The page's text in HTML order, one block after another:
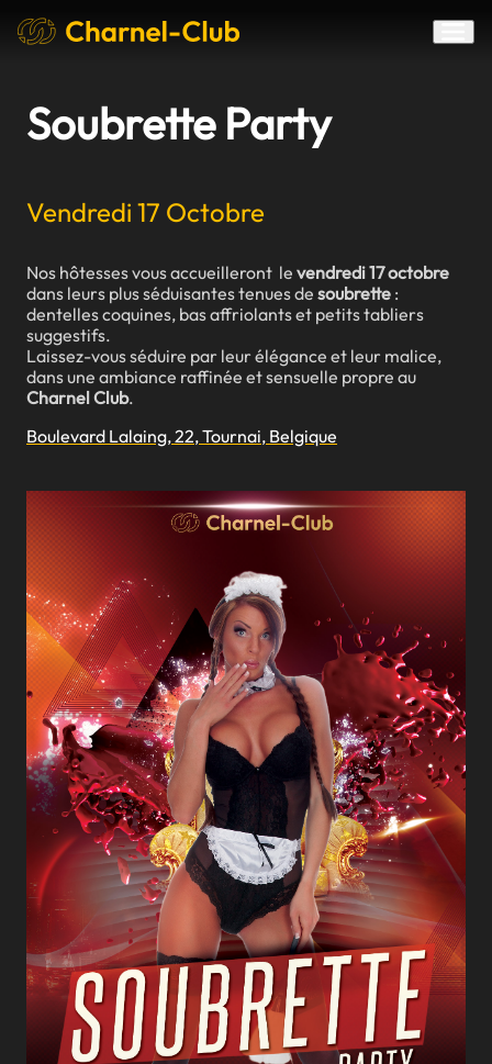
Soubrette Party
Vendredi 17 Octobre
Nos hôtesses vous accueilleront le vendredi 17 octobre
dans leurs plus séduisantes tenues de soubrette :
dentelles coquines, bas affriolants et petits tabliers
suggestifs.
Laissez-vous séduire par leur élégance et leur malice,
dans une ambiance raffinée et sensuelle propre au
Charnel Club.
Boulevard Lalaing, 22, Tournai, Belgique